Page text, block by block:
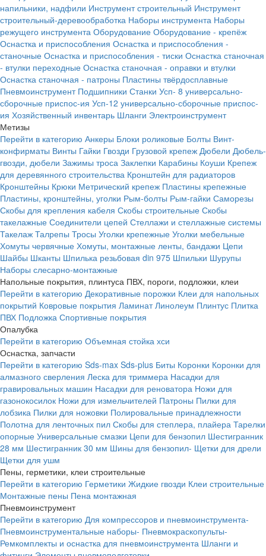
напильники, надфили Инструмент строительный Инструмент
строительный-деревообработка Наборы инструмента Наборы
режущего инструмента Оборудование Оборудование - крепёж
Оснастка и приспособления Оснастка и приспособления -
станочные Оснастка и приспособления - тиски Оснастка станочная
- втулки переходные Оснастка станочная - оправки и втулки
Оснастка станочная - патроны Пластины твёрдосплавные
Пневмоинструмент Подшипники Станки Усп- 8 универсально-
сборочные приспос-ия Усп-12 универсально-сборочные приспос-
ия Хозяйственный инвентарь Шланги Электроинструмент
Метизы
Перейти в категорию Анкеры Блоки роликовые Болты Винт-
конфирматы Винты Гайки Гвозди Грузовой крепеж Дюбели Дюбель-
гвозди, дюбели Зажимы троса Заклепки Карабины Коуши Крепеж
для деревянного строительства Кронштейн для радиаторов
Кронштейны Крюки Метрический крепеж Пластины крепежные
Пластины, кронштейны, уголки Рым-болты Рым-гайки Саморезы
Скобы для крепления кабеля Скобы строительные Скобы
такелажные Соединители цепей Стеллажи и стеллажные системы
Такелаж Талрепы Тросы Уголки крепежные Уголки мебельные
Хомуты червячные Хомуты, монтажные ленты, бандажи Цепи
Шайбы Шканты Шпилька резьбовая din 975 Шпильки Шурупы
Наборы слесарно-монтажные
Напольные покрытия, плинтуса ПВХ, пороги, подложки, клеи
Перейти в категорию Декоративные порожки Клеи для напольных
покрытий Ковровые покрытия Ламинат Линолеум Плинтус Плитка
ПВХ Подложка Спортивные покрытия
Опалубка
Перейти в категорию Объемная стойка хси
Оснастка, запчасти
Перейти в категорию Sds-max Sds-plus Биты Коронки Коронки для
алмазного сверления Леска для триммера Насадки для
гравировальных машин Насадки для реноватора Ножи для
газонокосилок Ножи для измельчителей Патроны Пилки для
лобзика Пилки для ножовки Полировальные принадлежности
Полотна для ленточных пил Скобы для степлера, плайера Тарелки
опорные Универсальные смазки Цепи для бензопил Шестигранник
28 мм Шестигранник 30 мм Шины для бензопил- Щетки для дрели
Щетки для ушм
Пены, герметики, клеи строительные
Перейти в категорию Герметики Жидкие гвозди Клеи строительные
Монтажные пены Пена монтажная
Пневмоинструмент
Перейти в категорию Для компрессоров и пневмоинструмента-
Пневмоинструментальные наборы- Пневмокраскопульты-
Ремкомплекты и оснастка для пневмоинструмента Шланги и